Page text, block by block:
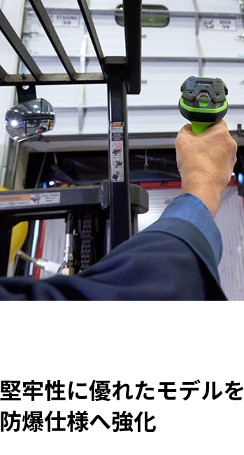
堅牢性に優れたモデルを
防爆仕様へ強化